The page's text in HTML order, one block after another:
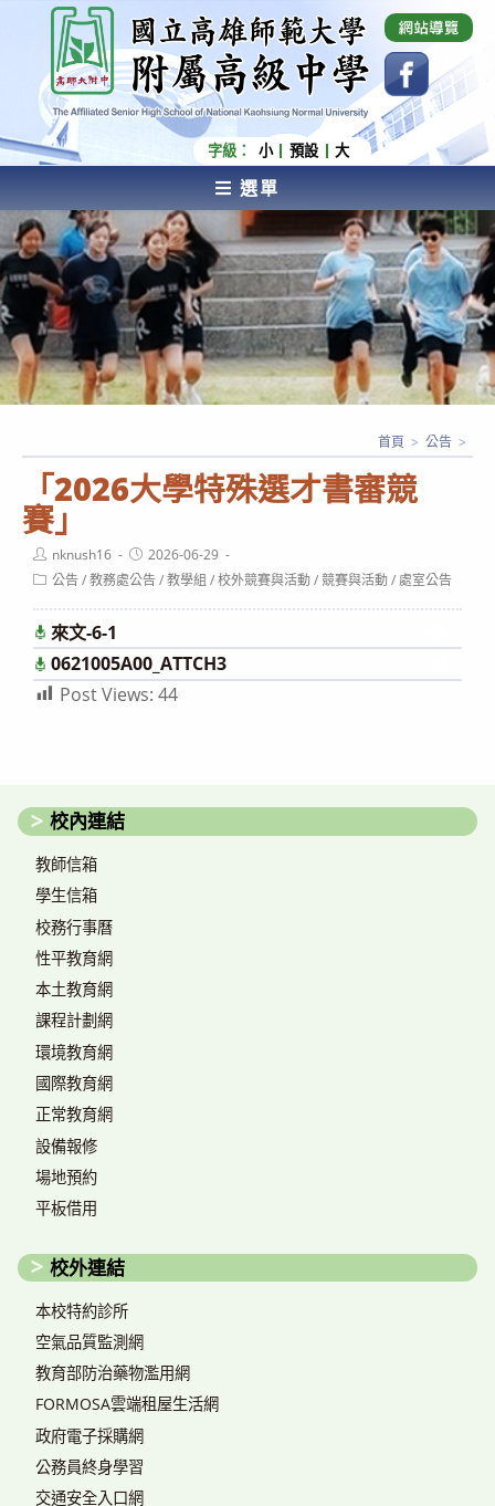
內
容
國立高雄師範大學附屬高級中學 Affiliated Senior
High School of National Kaohsiung Normal
University
字級： 小 預設 大
選單
AFFILIATED SENIOR HIGH SCHOOL OF NATIONAL
KAOHSIUNG NORMAL UNIVERSITY
「2026大學特殊選才書審競
賽」
首頁 > 公告 >
Post
author:
nknush16
Post
published:
2026-06-29
Post公告/教務處公告/教學組 /校外競賽與活動/競賽與活動/處室公告
來文-6-1
0621005A00_ATTCH3
Post Views: 44
校內連結
教師信箱
學生信箱
校務行事曆
性平教育網
本土教育網
課程計劃網
環境教育網
國際教育網
正常教育網
設備報修
場地預約
平板借用
校外連結
本校特約診所
空氣品質監測網
教育部防治藥物濫用網
FORMOSA雲端租屋生活網
政府電子採購網
公務員終身學習
交通安全入口網